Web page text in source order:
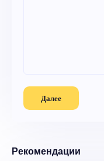
Далее
Рекомендации